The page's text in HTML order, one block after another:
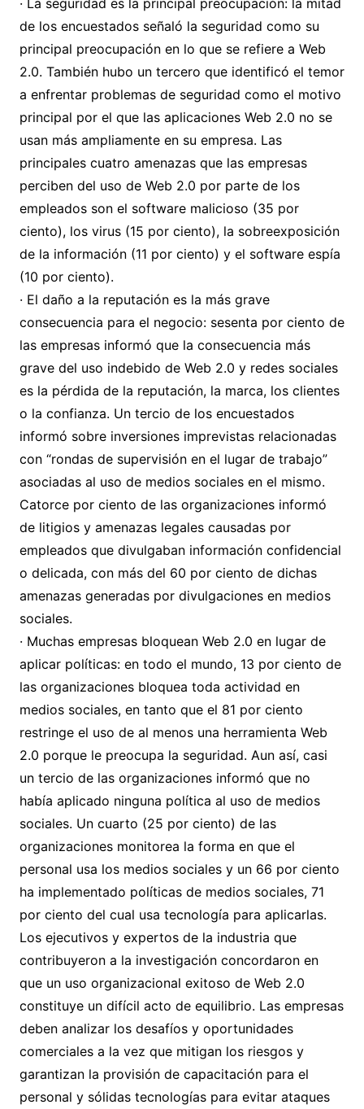
· La seguridad es la principal preocupación: la mitad
de los encuestados señaló la seguridad como su
principal preocupación en lo que se refiere a Web
2.0. También hubo un tercero que identificó el temor
a enfrentar problemas de seguridad como el motivo
principal por el que las aplicaciones Web 2.0 no se
usan más ampliamente en su empresa. Las
principales cuatro amenazas que las empresas
perciben del uso de Web 2.0 por parte de los
empleados son el software malicioso (35 por
ciento), los virus (15 por ciento), la sobreexposición
de la información (11 por ciento) y el software espía
(10 por ciento).
· El daño a la reputación es la más grave
consecuencia para el negocio: sesenta por ciento de
las empresas informó que la consecuencia más
grave del uso indebido de Web 2.0 y redes sociales
es la pérdida de la reputación, la marca, los clientes
o la confianza. Un tercio de los encuestados
informó sobre inversiones imprevistas relacionadas
con “rondas de supervisión en el lugar de trabajo”
asociadas al uso de medios sociales en el mismo.
Catorce por ciento de las organizaciones informó
de litigios y amenazas legales causadas por
empleados que divulgaban información confidencial
o delicada, con más del 60 por ciento de dichas
amenazas generadas por divulgaciones en medios
sociales.
· Muchas empresas bloquean Web 2.0 en lugar de
aplicar políticas: en todo el mundo, 13 por ciento de
las organizaciones bloquea toda actividad en
medios sociales, en tanto que el 81 por ciento
restringe el uso de al menos una herramienta Web
2.0 porque le preocupa la seguridad. Aun así, casi
un tercio de las organizaciones informó que no
había aplicado ninguna política al uso de medios
sociales. Un cuarto (25 por ciento) de las
organizaciones monitorea la forma en que el
personal usa los medios sociales y un 66 por ciento
ha implementado políticas de medios sociales, 71
por ciento del cual usa tecnología para aplicarlas.
Los ejecutivos y expertos de la industria que
contribuyeron a la investigación concordaron en
que un uso organizacional exitoso de Web 2.0
constituye un difícil acto de equilibrio. Las empresas
deben analizar los desafíos y oportunidades
comerciales a la vez que mitigan los riesgos y
garantizan la provisión de capacitación para el
personal y sólidas tecnologías para evitar ataques